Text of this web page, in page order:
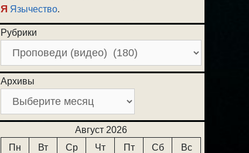
Я Язычество.
Рубрики
Архивы
Август 2026
Пн
Вт Ср Чт Пт Сб
Вс